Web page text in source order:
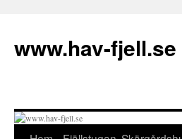
innehåll
www.hav-fjell.se